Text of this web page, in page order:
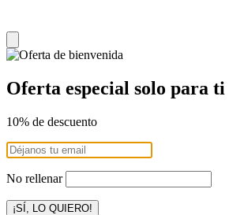
Oferta especial solo para ti
10% de descuento
No rellenar
¡SÍ, LO QUIERO!